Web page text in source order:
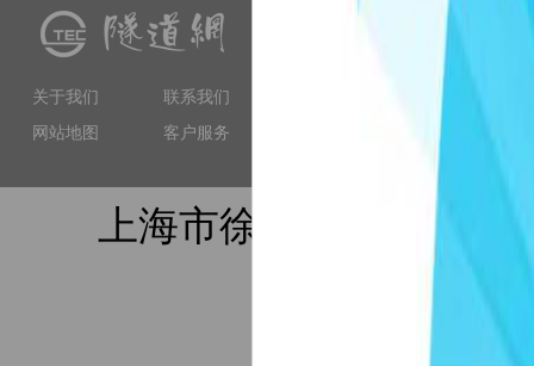
关于我们
联系我们
网站地图
客户服务
交流、软件服务等多种服
工程技术人员提供专业服
上海市徐汇区虹漕南路
备案序号：沪